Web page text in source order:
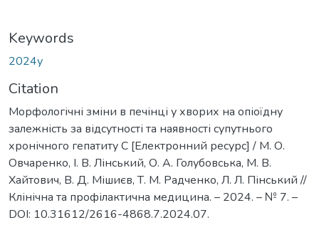
Keywords
2024у
Citation
Морфологічні зміни в печінці у хворих на опіоїдну
залежність за відсутності та наявності супутнього
хронічного гепатиту С [Електронний ресурс] / М. О.
Овчаренко, І. В. Лінський, О. А. Голубовська, М. В.
Хайтович, В. Д. Мішиєв, Т. М. Радченко, Л. Л. Пінський //
Клінічна та профілактична медицина. – 2024. – № 7. –
DOI: 10.31612/2616-4868.7.2024.07.